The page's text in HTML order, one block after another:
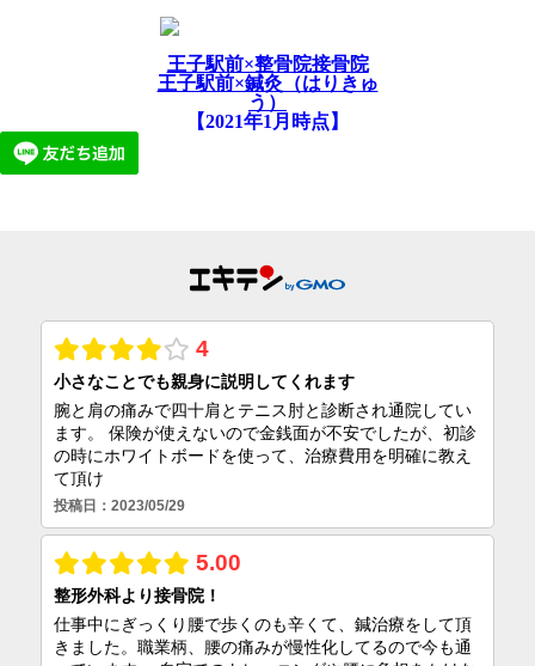
王子駅前×整骨院接骨院
王子駅前×鍼灸（はりきゅ
う）
【2021年1月時点】